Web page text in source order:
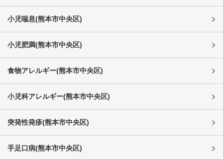
小児喘息(熊本市中央区)
小児肥満(熊本市中央区)
食物アレルギー(熊本市中央区)
小児科アレルギー(熊本市中央区)
突発性発疹(熊本市中央区)
手足口病(熊本市中央区)